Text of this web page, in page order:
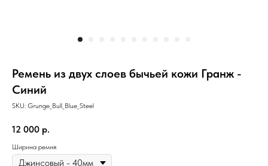
Ремень из двух слоев бычьей кожи Гранж -
Синий
SKU: Grunge_Bull_Blue_Steel
12 000 р.
Ширина ремня